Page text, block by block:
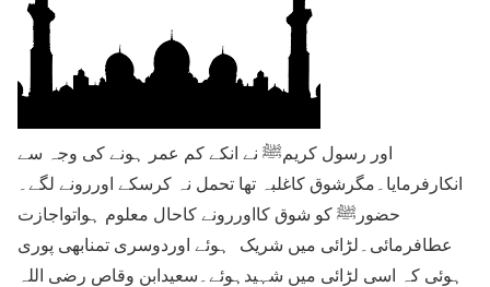
اور رسول کریمﷺ نے انکے کم عمر ہونے کی وجہ سے
انکارفرمایا۔مگرشوق کاغلبہ تھا تحمل نہ کرسکے اوررونے لگے۔
حضورﷺ کو شوق کااوررونے کاحال معلوم ہواتواجازت
عطافرمائی۔لڑائی میں شریک ہوئے اوردوسری تمنابھی پوری
ہوئی کہ اسی لڑائی میں شہیدہوئے۔سعیدابن وقاص رضی اللہ